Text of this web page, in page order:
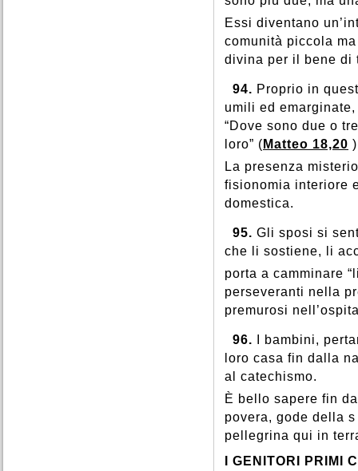
Essi diventano
comunità piccola
divina per il bene di
94. Proprio in
umili ed
“Dove sono due o
loro” ( Matteo 18,20
La presenza
fisionomia interiore
domestica.
95. Gli sposi si
che li sostiene, li
porta a camminare
perseveranti nella
premurosi
96.
I bambini,
loro casa fin dalla
al catechismo.
È bello sapere fin
povera, gode della
pellegrina qui in
I GENITORI PRIMI